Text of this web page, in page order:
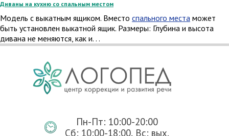
Диваны на кухню со спальным местом
Модель с выкатным ящиком. Вместо спального места может
быть установлен выкатной ящик. Размеры: Глубина и высота
дивана не меняются, как и. . .
Пн-Пт: 10:00-20:00
Сб: 10:00-18:00, Вс: вых.